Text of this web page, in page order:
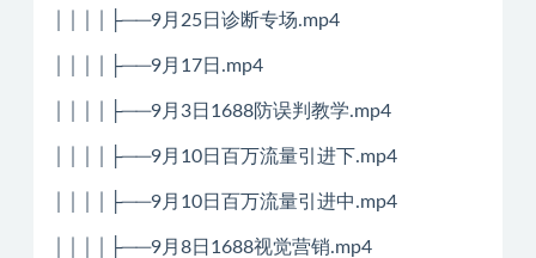
││││├──9月25日诊断专场.mp4
││││├──9月17日.mp4
││││├──9月3日1688防误判教学.mp4
││││├──9月10日百万流量引进下.mp4
││││├──9月10日百万流量引进中.mp4
││││├──9月8日1688视觉营销.mp4